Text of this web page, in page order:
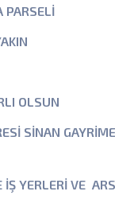
PARSELİ
OLSUN
SİNAN
İŞ YERLERİ VE